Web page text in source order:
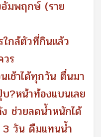
อัมพฤกษ์ (ราย
ใกล้ตัวที่กินแล้ว
วร
เช้าได้ทุกวัน ตื่นมา
?หน้าท้องแบนเลย
ช่วยลดน้ำหนักได้
3 วัน ดืมแทนน้ำ